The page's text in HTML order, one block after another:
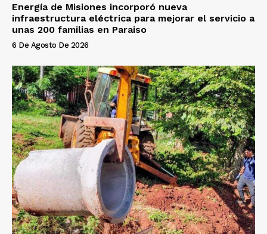
Energía de Misiones incorporó nueva
infraestructura eléctrica para mejorar el servicio a
unas 200 familias en Paraiso
6 De Agosto De 2026